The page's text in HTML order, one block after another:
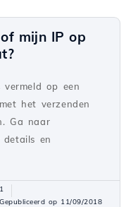
mijn IP op
op een
het verzenden
Ga naar
en
Gepubliceerd op 11/09/2018